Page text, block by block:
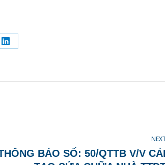
Share
BÁO SỐ: 50/QTTB V/V CẢI